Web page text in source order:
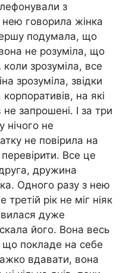
з
говорила жінка
подумала, що
не розуміла, що
зрозуміла, все
зрозуміла, звідки
на які
не запрошені. І за три
нічого не
не повірила на
Все це
дружина
Одного разу з нею
рік не міг ніяк
дуже
його. Вона весь
покладе на себе
вдавати, вона